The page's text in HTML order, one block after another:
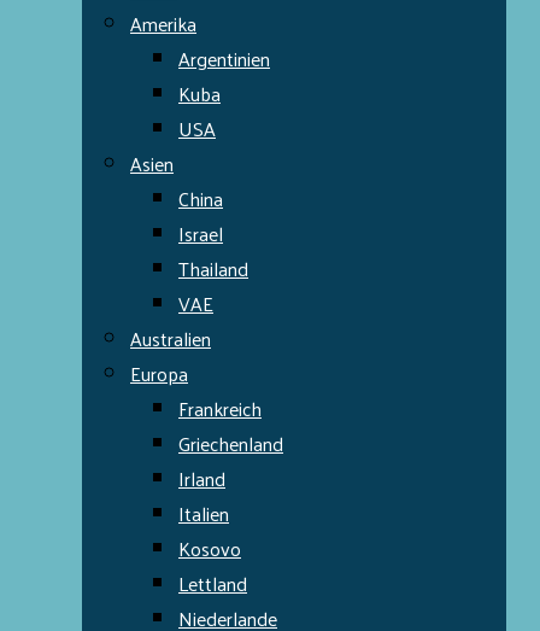
Amerika
Argentinien
Kuba
USA
Asien
China
Israel
Thailand
VAE
Australien
Europa
Frankreich
Griechenland
Irland
Italien
Kosovo
Lettland
Niederlande